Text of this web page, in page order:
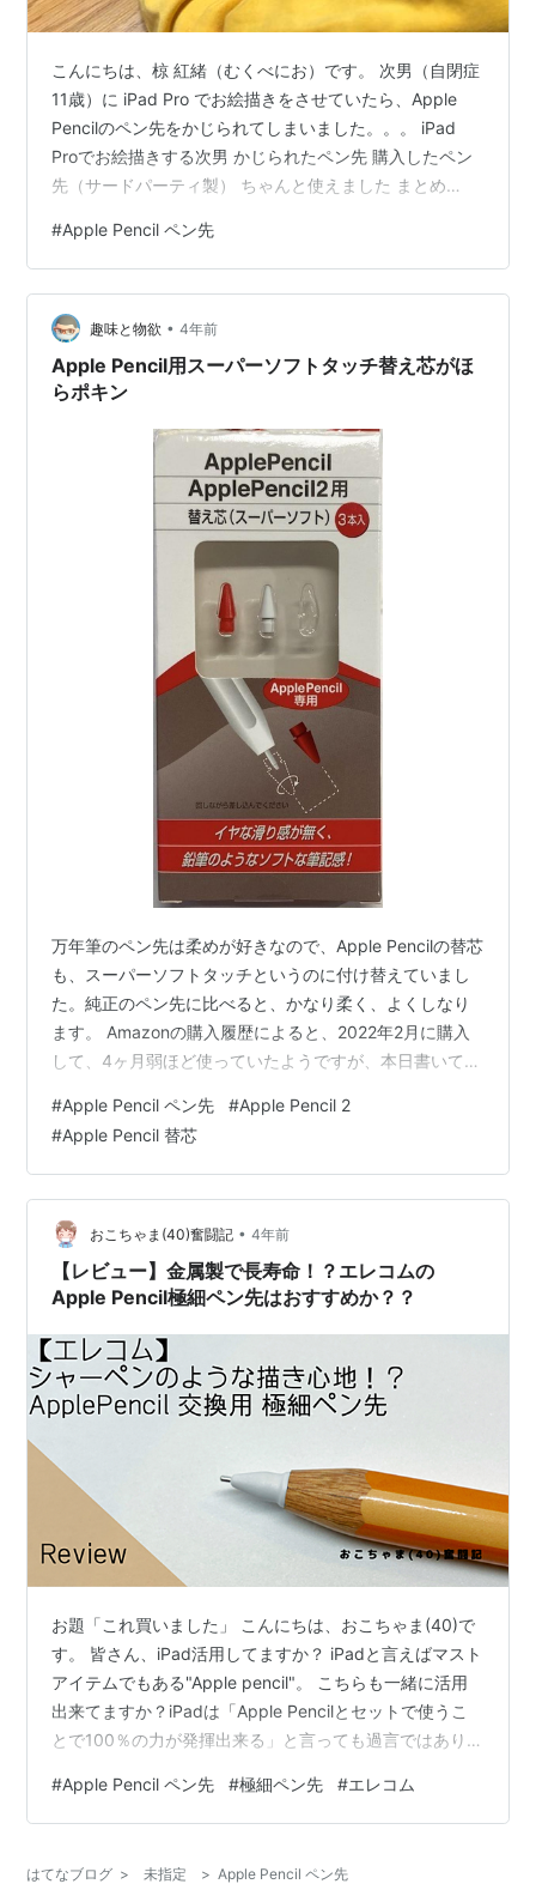
こんにちは、椋 紅緒（むくべにお）です。 次男（自閉症
11歳）に iPad Pro でお絵描きをさせていたら、Apple
Pencilのペン先をかじられてしまいました。。。 iPad
Proでお絵描きする次男 かじられたペン先 購入したペン
先（サードパーティ製） ちゃんと使えました まとめ
したり、特に教えなくても色々と使いこなす次男。発語
がない自閉症児でもiPad使えるなんてデジタルネイティ
ブ世代はすごいなぁ〜と感心していたら、あ！ ガジッ か
じられたペン先 次男にペン先をかじられてしまいまし
た。金属が剥き出しになり、一応使えはしま…
#Apple Pencil ペン先
趣味と物欲 • 4年前
Apple Pencil用スーパーソフトタッチ替え芯がほ
らポキン
万年筆のペン先は柔めが好きなので、Apple Pencilの替芯
も、スーパーソフトタッチというのに付け替えていまし
た。純正のペン先に比べると、かなり柔く、よくしなり
ます。 Amazonの購入履歴によると、2022年2月に購入
して、4ヶ月弱ほど使っていたようですが、本日書いてい
がら純正に比べると、耐久性はあまりないみたいです。
ApplePencil・ApplePencil２用替え芯（スーパーソフト
タッチ 3本セット） BM-APRPSIN-REブライトンネット
Amazon
#Apple Pencil ペン先 #Apple Pencil 2
#Apple Pencil 替芯
おこちゃま(40)奮闘記 • 4年前
【レビュー】金属製で長寿命！？エレコムの
Apple Pencil極細ペン先はおすすめか？？
お題「これ買いました」 こんにちは、おこちゃま(40)で
す。 皆さん、iPad活用してますか？ iPadと言えばマスト
アイテムでもある"Apple pencil"。 こちらも一緒に活用
出来てますか？iPadは「Apple Pencilとセットで使うこ
とで100％の力が発揮出来る」と言っても過言ではありま
ぞ。 オススメのiPadアクセサリー3点をご紹介 - おこち
ゃま(40)奮闘記 ちなみに、私のApple Pencilはこちら。
#Apple Pencil ペン先 #極細ペン先 #エレコム
はてなブログ > 未指定 > Apple Pencil ペン先